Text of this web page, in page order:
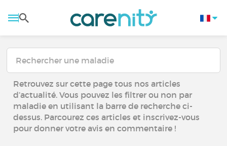
Retrouvez sur cette page tous nos articles
d’actualité. Vous pouvez les filtrer ou non par
maladie en utilisant la barre de recherche ci-
dessus. Parcourez ces articles et inscrivez-vous
pour donner votre avis en commentaire !